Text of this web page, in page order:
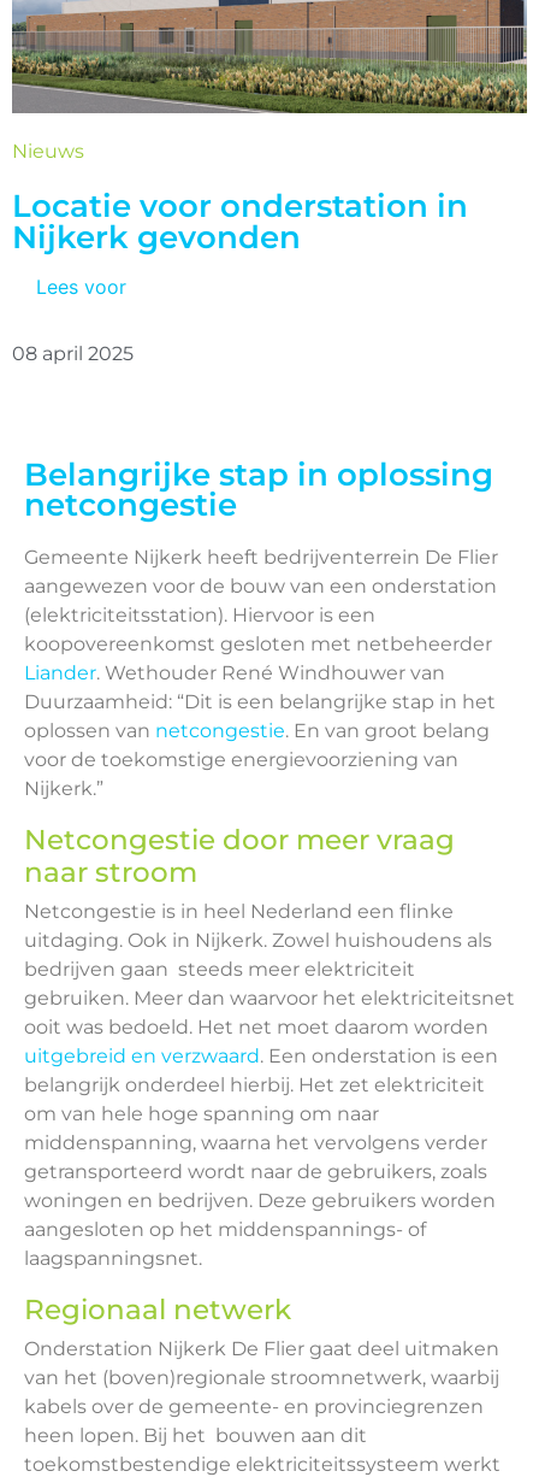
Nieuws
Locatie voor onderstation in
Nijkerk gevonden
Lees voor
08 april 2025
Belangrijke stap in oplossing
netcongestie
Gemeente Nijkerk heeft bedrijventerrein De Flier
aangewezen voor de bouw van een onderstation
(elektriciteitsstation). Hiervoor is een
koopovereenkomst gesloten met netbeheerder
Liander. Wethouder René Windhouwer van
Duurzaamheid: “Dit is een belangrijke stap in het
oplossen van netcongestie. En van groot belang
voor de toekomstige energievoorziening van
Nijkerk.”
Netcongestie door meer vraag
naar stroom
Netcongestie is in heel Nederland een flinke
uitdaging. Ook in Nijkerk. Zowel huishoudens als
bedrijven gaan steeds meer elektriciteit
gebruiken. Meer dan waarvoor het elektriciteitsnet
ooit was bedoeld. Het net moet daarom worden
uitgebreid en verzwaard. Een onderstation is een
belangrijk onderdeel hierbij. Het zet elektriciteit
om van hele hoge spanning om naar
middenspanning, waarna het vervolgens verder
getransporteerd wordt naar de gebruikers, zoals
woningen en bedrijven. Deze gebruikers worden
aangesloten op het middenspannings- of
laagspanningsnet.
Regionaal netwerk
Onderstation Nijkerk De Flier gaat deel uitmaken
van het (boven)regionale stroomnetwerk, waarbij
kabels over de gemeente- en provinciegrenzen
heen lopen. Bij het bouwen aan dit
toekomstbestendige elektriciteitssysteem werkt